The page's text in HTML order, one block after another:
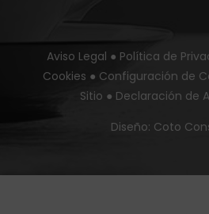
Aviso Legal ● Política de
Cookies ● Configuración de
Sitio ● Declaración de
Diseño: Coto